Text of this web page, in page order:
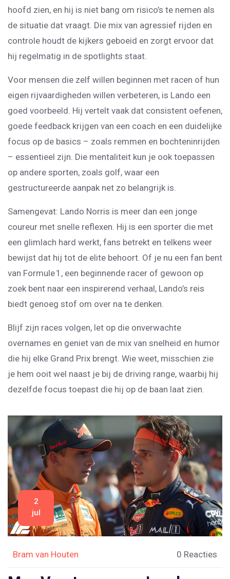
hoofd zien, en hij is niet bang om risico’s te nemen als
de situatie dat vraagt. Die mix van agressief rijden en
controle houdt de kijkers geboeid en zorgt ervoor dat
hij regelmatig in de spotlights staat.
Voor mensen die zelf willen beginnen met racen of hun
eigen rijvaardigheden willen verbeteren, is Lando een
goed voorbeeld. Hij vertelt vaak dat consistent oefenen,
goede feedback krijgen van een coach en een duidelijke
focus op de basics – zoals remmen en bochteninrijden
– essentieel zijn. Die mentaliteit kun je ook toepassen
op andere sporten, zoals golf, waar een
gestructureerde aanpak net zo belangrijk is.
Samengevat: Lando Norris is meer dan een jonge
coureur met snelle reflexen. Hij is een sporter die met
een glimlach hard werkt, fans betrekt en telkens weer
bewijst dat hij tot de elite behoort. Of je nu een fan bent
van Formule 1, een beginnende racer of gewoon op
zoek bent naar een inspirerend verhaal, Lando’s reis
biedt genoeg stof om over na te denken.
Blijf zijn races volgen, let op die onverwachte
overnames en geniet van de mix van snelheid en humor
die hij elke Grand Prix brengt. Wie weet, misschien zie
je hem ooit wel naast je bij de driving range, waarbij hij
dezelfde focus toepast die hij op de baan laat zien.
2
jul
Bram van Houten 0 Reacties